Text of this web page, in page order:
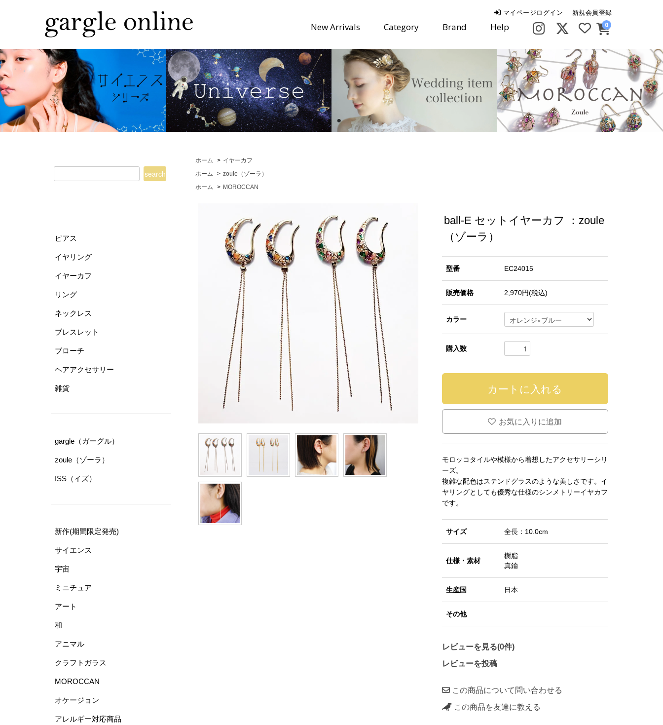
マイページログイン 新規会員登録
New Arrivals Category Brand Help 0
ホーム > イヤーカフ
ホーム
> zoule（ゾーラ）
ホーム
> MOROCCAN
ball-E セットイヤーカフ ：zoule
（ゾーラ）
型番 EC24015
販売価格 2,970円(税込)
カラー
購入数
お気に入りに追加
モロッコタイルや模様から着想したアクセサリーシリ
ーズ。
複雑な配色はステンドグラスのような美しさです。イ
ヤリングとしても優秀な仕様のシンメトリーイヤカフ
です。
サイズ 全長：10.0cm
仕様・素材
樹脂
真鍮
生産国 日本
その他
レビューを見る(0件)
レビューを投稿
この商品について問い合わせる
この商品を友達に教える
ピアス
イヤリング
イヤーカフ
リング
ネックレス
ブレスレット
ブローチ
ヘアアクセサリー
雑貨
gargle（ガーグル）
zoule（ゾーラ）
ISS（イズ）
新作(期間限定発売)
サイエンス
宇宙
ミニチュア
アート
和
アニマル
クラフトガラス
MOROCCAN
オケージョン
アレルギー対応商品